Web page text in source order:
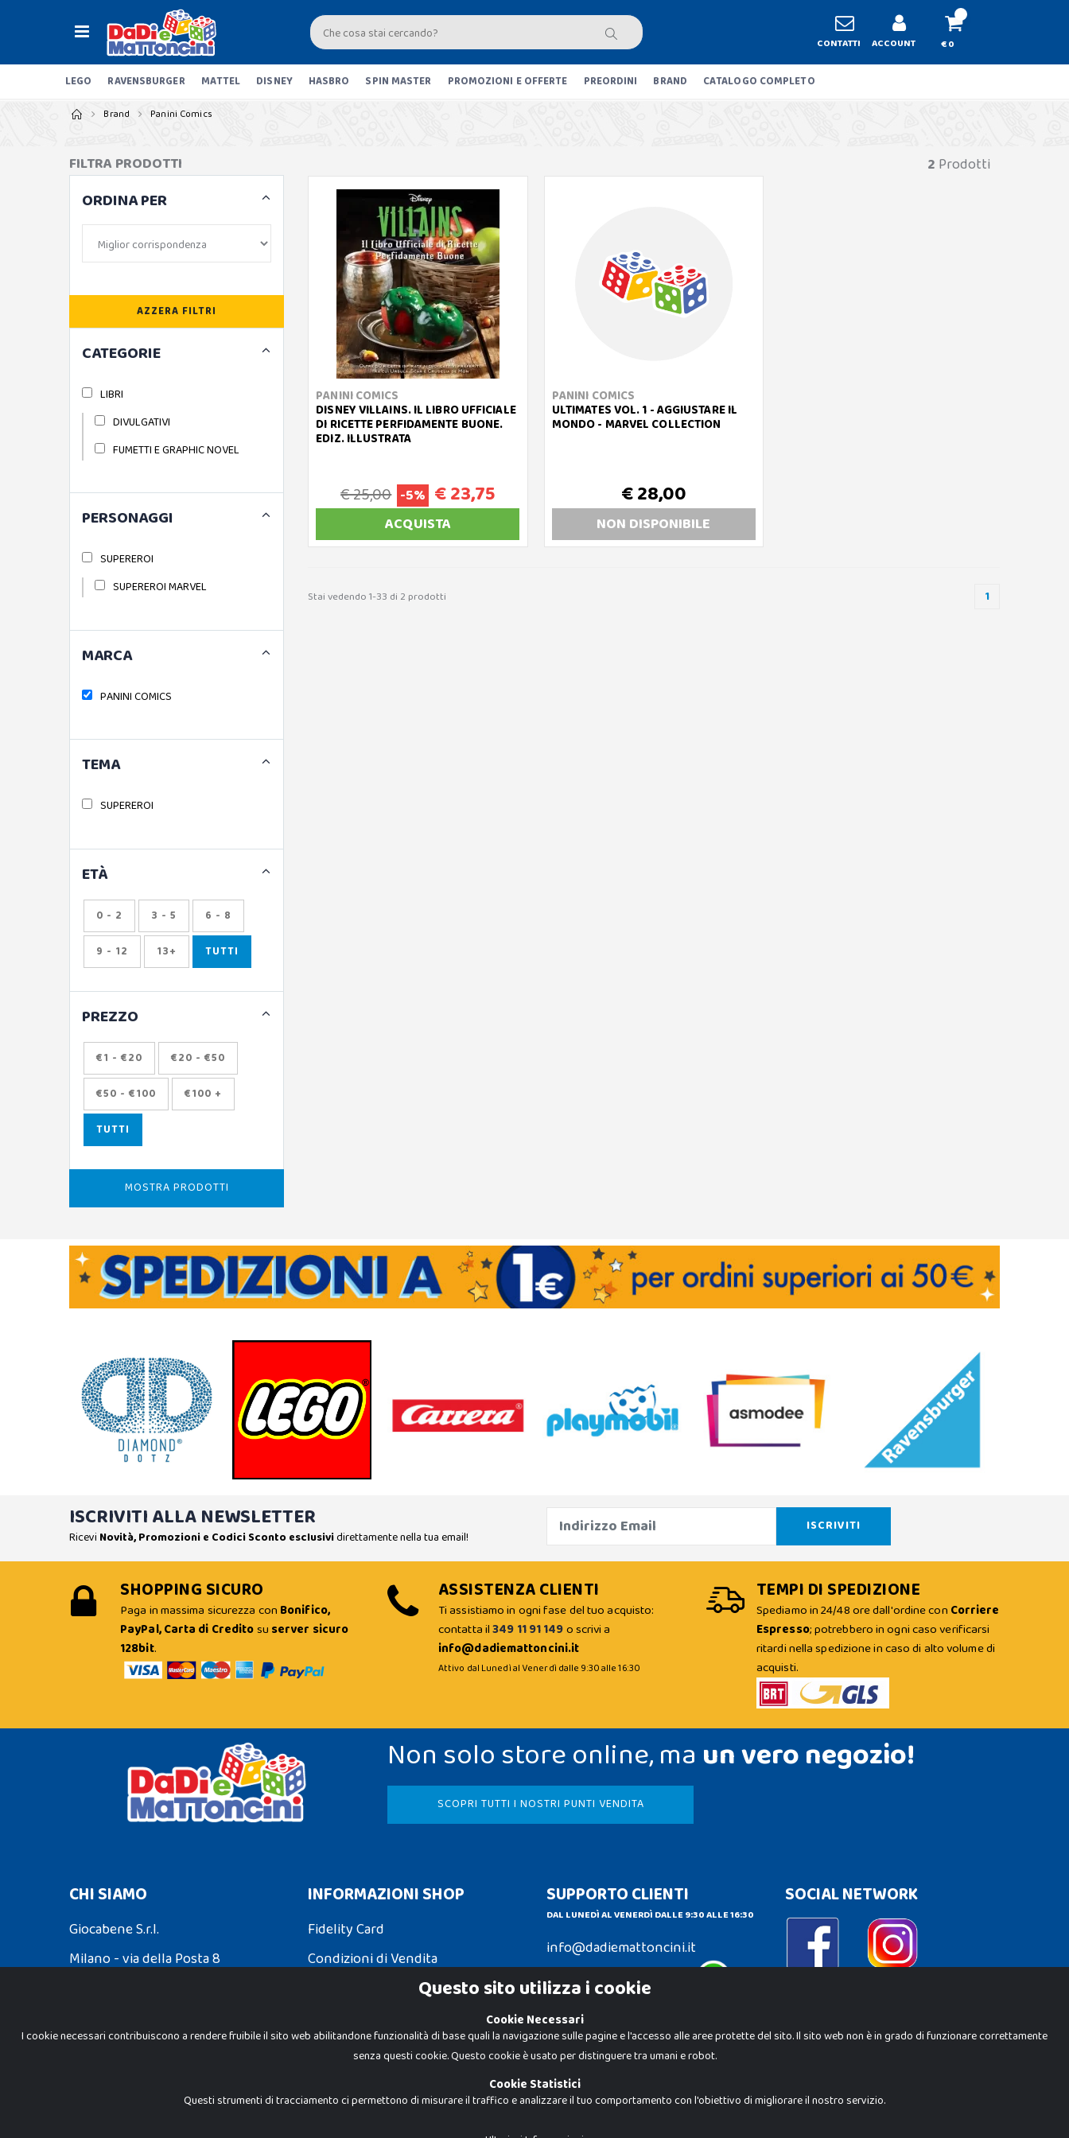
CONTATTI ACCOUNT € 0
LEGO RAVENSBURGER MATTEL DISNEY HASBRO SPIN MASTER PROMOZIONI E OFFERTE PREORDINI BRAND CATALOGO COMPLETO
Brand Panini Comics
2 Prodotti
PANINI COMICS
DISNEY VILLAINS. IL LIBRO UFFICIALE
DI RICETTE PERFIDAMENTE BUONE.
EDIZ. ILLUSTRATA
€ 25,00 -5% € 23,75
ACQUISTA
PANINI COMICS
ULTIMATES VOL. 1 - AGGIUSTARE IL
MONDO - MARVEL COLLECTION
€ 28,00
NON DISPONIBILE
Stai vedendo 1-33 di 2 prodotti 1
FILTRA PRODOTTI
ORDINA PER
AZZERA FILTRI
CATEGORIE
LIBRI
DIVULGATIVI
FUMETTI E GRAPHIC NOVEL
PERSONAGGI
SUPEREROI
SUPEREROI MARVEL
MARCA
PANINI COMICS
TEMA
SUPEREROI
ETÀ
0 - 2 3 - 5 6 - 8
9 - 12 13+ TUTTI
PREZZO
€1 - €20 €20 - €50
€50 - €100 €100 +
TUTTI
MOSTRA PRODOTTI
ISCRIVITI ALLA NEWSLETTER
Ricevi Novità, Promozioni e Codici Sconto esclusividirettamente nella tua email!
SHOPPING SICURO
Paga in massima sicurezza con Bonifico,
PayPal, Carta di Creditosu server sicuro
128bit.
ASSISTENZA CLIENTI
Ti assistiamo in ogni fase del tuo acquisto:
contatta il349 11 91 149o scrivi a
info@dadiemattoncini.it
Attivo dal Lunedì al Venerdì dalle 9:30 alle 16:30
TEMPI DI SPEDIZIONE
Spediamo in 24/48 ore dall'ordine con Corriere
Espresso; potrebbero in ogni caso verificarsi
ritardi nella spedizione in caso di alto volume di
acquisti.
Non solo store online, ma un vero negozio!
SCOPRI TUTTI I NOSTRI PUNTI VENDITA
CHI SIAMO
Giocabene S.r.l.
Milano - via della Posta 8
INFORMAZIONI SHOP
Fidelity Card
Condizioni di Vendita
SUPPORTO CLIENTI
DAL LUNEDÌ AL VENERDÌ DALLE 9:30 ALLE 16:30
info@dadiemattoncini.it
Contattaci su Whatsapp
SOCIAL NETWORK
Dadi e Mattoncini è un brand di Giocabene Srl. Ogni riproduzione o utilizzo non espressamente
proprietà dei rispettivi titolari.
I prezzi e le promozioni pubblicate potrebbero differire da quanto esposto in negozio.
Giocabene Srl - via della Posta 8, 20123 Milano (MI)
Questo sito utilizza i cookie
Cookie Necessari
I cookie necessari contribuiscono a rendere fruibile il sito web abilitandone funzionalità di base quali la navigazione sulle pagine e l'accesso alle aree protette del sito. Il sito web non è in grado di funzionare correttamente
senza questi cookie. Questo cookie è usato per distinguere tra umani e robot.
Cookie Statistici
Questi strumenti di tracciamento ci permettono di misurare il traffico e analizzare il tuo comportamento con l'obiettivo di migliorare il nostro servizio.